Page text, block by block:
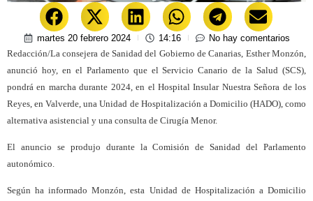
martes 20 febrero 2024 14:16
No hay comentarios
Redacción/La consejera de Sanidad del Gobierno de Canarias, Esther Monzón,
anunció hoy, en el Parlamento que el Servicio Canario de la Salud (SCS),
pondrá en marcha durante 2024, en el Hospital Insular Nuestra Señora de los
Reyes, en Valverde, una Unidad de Hospitalización a Domicilio (HADO), como
alternativa asistencial y una consulta de Cirugía Menor.
El anuncio se produjo durante la Comisión de Sanidad del Parlamento
autonómico.
Según ha informado Monzón, esta Unidad de Hospitalización a Domicilio